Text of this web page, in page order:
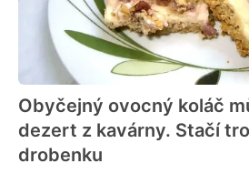
Obyčejný ovocný koláč
dezert z kavárny. Stačí
drobenku